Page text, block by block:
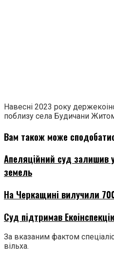
Навесні 2023 року
поблизу села Будичани
Вам також може
Апеляційний суд залишив
земель
На Черкащині вилучили
Суд підтримав
За вказаним фактом
вільха.